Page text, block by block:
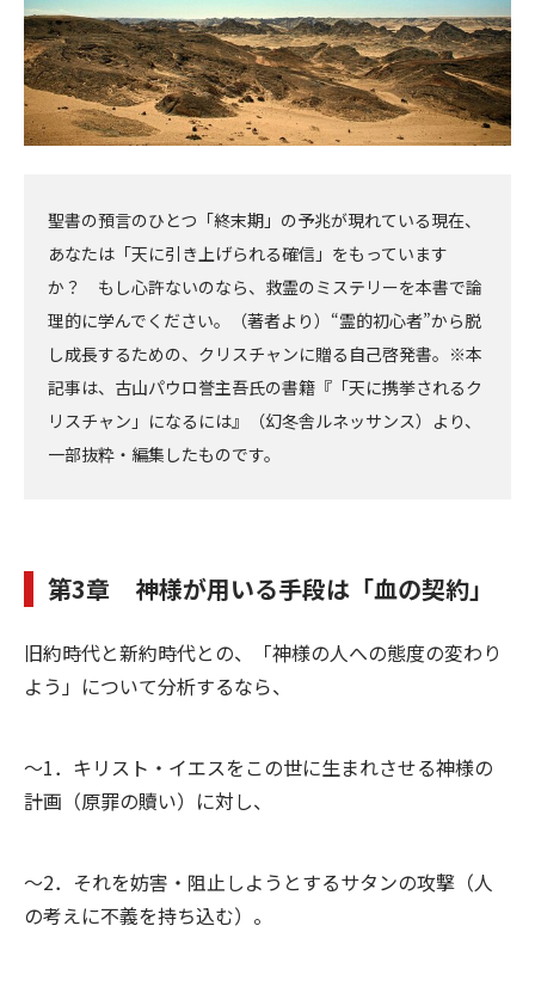
聖書の預言のひとつ「終末期」の予兆が現れている現在、
あなたは「天に引き上げられる確信」をもっています
か？ もし心許ないのなら、救霊のミステリーを本書で論
理的に学んでください。（著者より）“霊的初心者”から脱
し成長するための、クリスチャンに贈る自己啓発書。※本
記事は、古山パウロ誉主吾氏の書籍『「天に携挙されるク
リスチャン」になるには』（幻冬舎ルネッサンス）より、
一部抜粋・編集したものです。
第3章 神様が用いる手段は「血の契約」
旧約時代と新約時代との、「神様の人への態度の変わり
よう」について分析するなら、
～1．キリスト・イエスをこの世に生まれさせる神様の
計画（原罪の贖い）に対し、
～2．それを妨害・阻止しようとするサタンの攻撃（人
の考えに不義を持ち込む）。